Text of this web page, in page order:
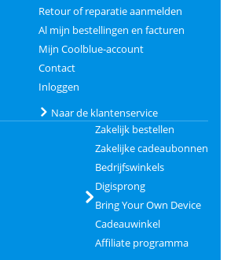
Retour of reparatie aanmelden
Al mijn bestellingen en facturen
Mijn Coolblue-account
Contact
Inloggen
Naar de klantenservice
Zakelijk bestellen
Zakelijke cadeaubonnen
Bedrijfswinkels
Digisprong
Bring Your Own Device
Cadeauwinkel
Affiliate programma